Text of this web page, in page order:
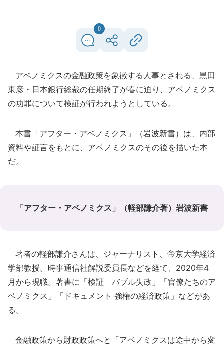
0
アベノミクスの金融政策を象徴する人事とされる、黒田
東彦・日本銀行総裁の任期終了が春に迫り、アベノミクス
の功罪について検証が行われようとしている。
本書「アフター・アベノミクス」（岩波新書）は、内部
資料や証言をもとに、アベノミクスのその後を描いた本
だ。
「アフター・アベノミクス」（軽部謙介著）岩波新書
著者の軽部謙介さんは、ジャーナリスト、帝京大学経済
学部教授。時事通信社解説委員長などを経て、2020年4
月から現職。著書に「検証 バブル失政」「官僚たちのア
ベノミクス」「ドキュメント 強権の経済政策」などがあ
る。
金融政策から財政政策へと「アベノミクスは途中から変